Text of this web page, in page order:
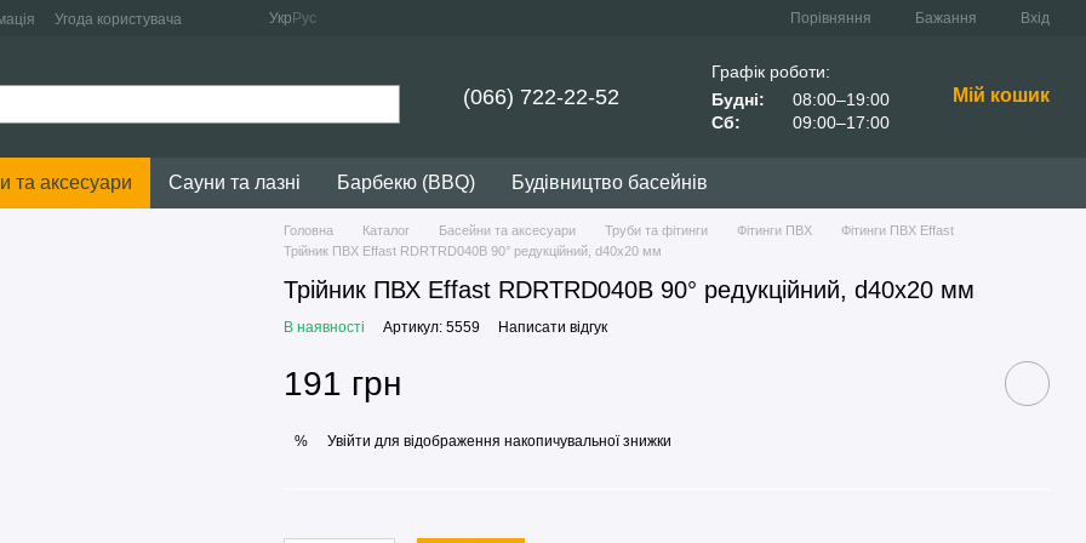
Угода користувача Укр Рус Порівняння Бажання Вхід
(066) 722-22-52
Графік роботи:
Будні:
08:00–19:00
Сб:
09:00–17:00
Мій кошик
та аксесуари Сауни та лазні Барбекю (BBQ) Будівництво басейнів
Головна Каталог Басейни та аксесуари Труби та фітинги Фітинги ПВХ
Фітинги ПВХ Effast
Трійник ПВХ Effast RDRTRD040B 90° редукційний, d40x20 мм
Трійник ПВХ Effast RDRTRD040B 90° редукційний, d40x20 мм
В наявності Артикул: 5559 Написати відгук
191 грн
% Увійти для відображення накопичувальної знижки